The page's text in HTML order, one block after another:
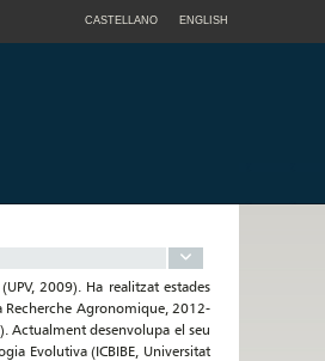
CASTELLANO ENGLISH
2009). Ha realitzat estades
Recherche Agronomique, 2012-
Actualment desenvolupa el seu
Evolutiva (ICBIBE, Universitat